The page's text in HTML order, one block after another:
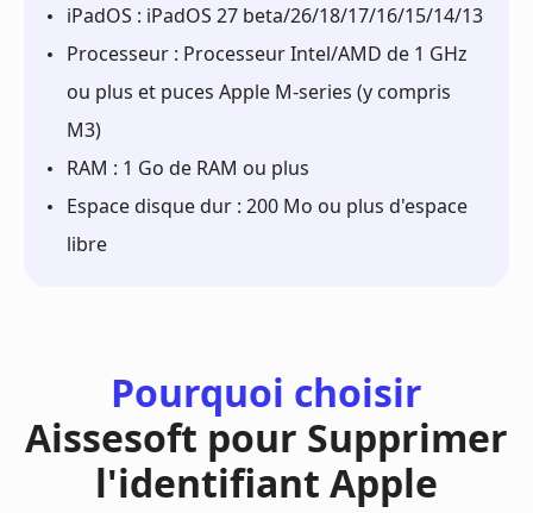
iPadOS : iPadOS 27 beta/26/18/17/16/15/14/13
Processeur : Processeur Intel/AMD de 1 GHz
ou plus et puces Apple M-series (y compris
M3)
RAM : 1 Go de RAM ou plus
Espace disque dur : 200 Mo ou plus d'espace
libre
Pourquoi choisir
Aissesoft pour Supprimer
l'identifiant Apple